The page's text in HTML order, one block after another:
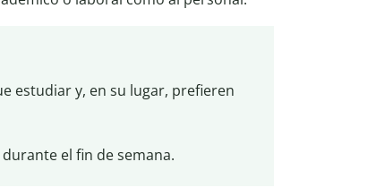
estudiar y, en su lugar, prefieren
el fin de semana.